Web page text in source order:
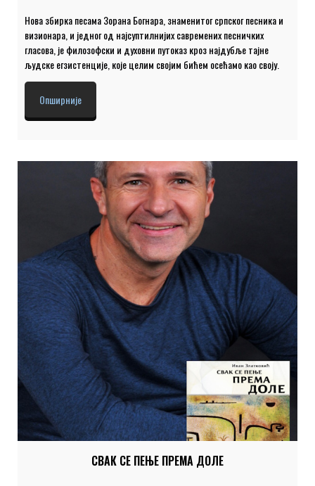
Нова збирка песама Зорана Богнара, знаменитог српског песника и
визионара, и једног од најсуптилнијих савремених песничких
гласова, је филозофски и духовни путоказ кроз најдубље тајне
људске егзистенције, које целим својим бићем осећамо као своју.
Са својих 77 песама представља поетски реквијем и дубоко
филозофско истраживање теме која нас све дефинише, а пред
којом најчешће остајемо неми: теме смрти. Ова књига је намењена
онима који трагају за „запањујућом јасноћом неизговорених речи“ и
поетика“ 2025.год. Гост: ЗОРАН БОГНАР, књижевник, уредник
Издавачке куће […]
Опширније
СВАК СЕ ПЕЊЕ ПРЕМА ДОЛЕ